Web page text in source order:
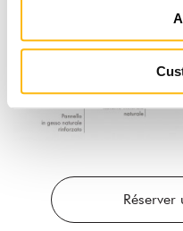
Réserver